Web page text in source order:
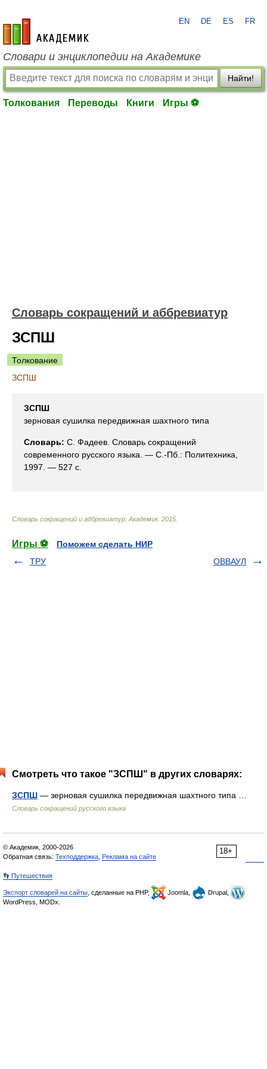
academic.ru
EN DE ES FR
Словари и энциклопедии на Академике
Найти!
Толкования Переводы Книги Игры ⚽
Словарь сокращений и аббревиатур
ЗСПШ
Толкование
ЗСПШ
ЗСПШ
зерновая сушилка передвижная шахтного типа
Словарь: С. Фадеев. Словарь сокращений
современного русского языка. — С.-Пб.: Политехника,
1997. — 527 с.
Словарь сокращений и аббревиатур Академик. 2015
Игры ⚽
Поможем сделать НИР
ТРУ
ОВВАУЛ
Смотреть что такое "ЗСПШ" в других словарях:
ЗСПШ — зерновая сушилка передвижная шахтного типа …
Словарь сокращений русского языка
18+
© Академик, 2000-2026
Обратная связь: Техподдержка Реклама на сайте
👣 Путешествия
Экспорт словарей на сайты , сделанные на PHP, Joomla,
Drupal,
WordPress, MODx.